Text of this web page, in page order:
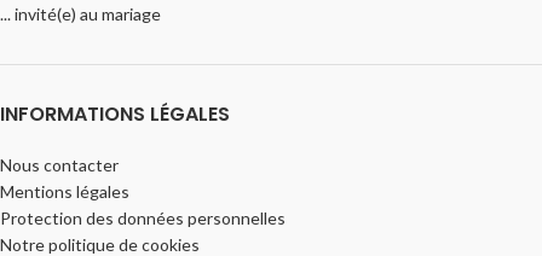
... invité(e) au mariage
INFORMATIONS LÉGALES
Nous contacter
Mentions légales
Protection des données personnelles
Notre politique de cookies